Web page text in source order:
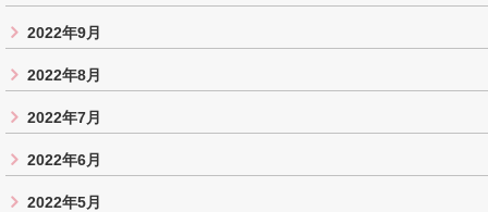
2022年9月
2022年8月
2022年7月
2022年6月
2022年5月